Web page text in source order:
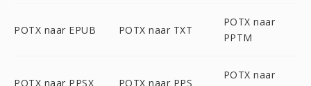
POTX naar EPUB POTX naar TXT
POTX naar
PPTM
POTX naar PPSX POTX naar PPS
POTX naar